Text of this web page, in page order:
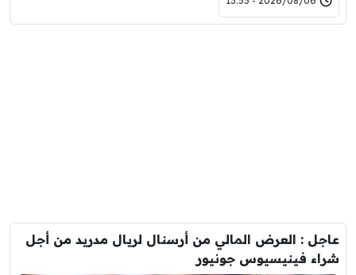
عاجل : العرض المالي من أرسنال لريال مدريد من أجل
شراء فينيسيوس جونيور